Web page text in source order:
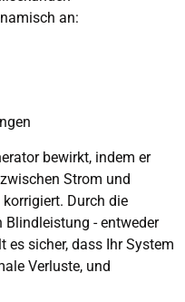
an:
bewirkt, indem er
Strom und
Durch die
Blindleistung - entweder
es sicher, dass Ihr System
Verluste, und